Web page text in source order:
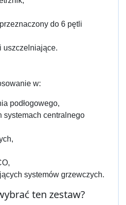
do 6 pętli
uszczelniające.
w:
podłogowego,
systemach centralnego
systemów grzewczych.
ten zestaw?